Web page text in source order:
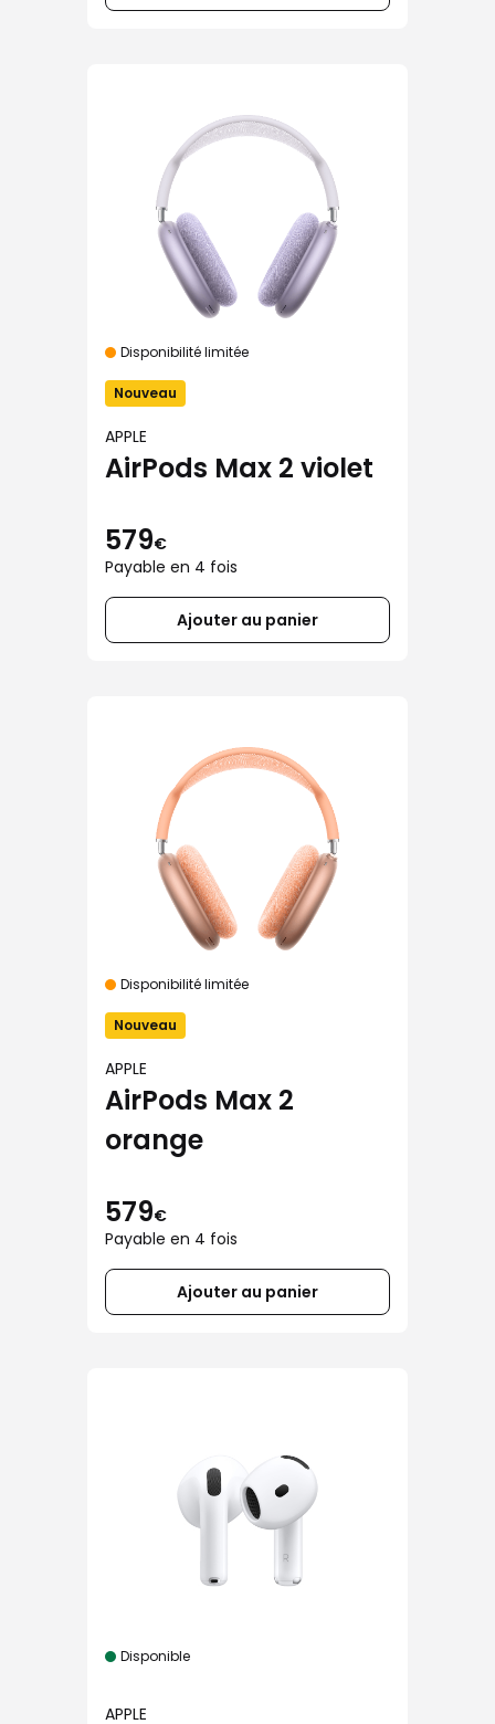
Disponibilité limitée
Nouveau
APPLE
AirPods Max 2 violet
579€
Payable en 4 fois
Ajouter au panier
Disponibilité limitée
Nouveau
APPLE
AirPods Max 2
orange
579€
Payable en 4 fois
Ajouter au panier
Disponible
APPLE